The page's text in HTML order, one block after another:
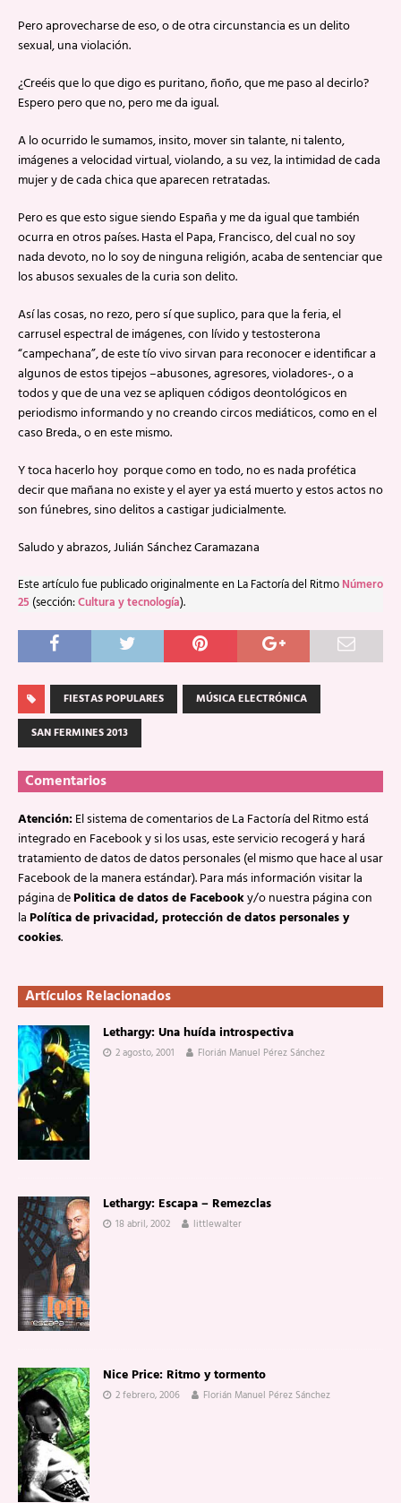
Pero aprovecharse de eso, o de otra circunstancia es un delito
sexual, una violación.
¿Creéis que lo que digo es puritano, ñoño, que me paso al decirlo?
Espero pero que no, pero me da igual.
A lo ocurrido le sumamos, insito, mover sin talante, ni talento,
imágenes a velocidad virtual, violando, a su vez, la intimidad de cada
mujer y de cada chica que aparecen retratadas.
Pero es que esto sigue siendo España y me da igual que también
ocurra en otros países. Hasta el Papa, Francisco, del cual no soy
nada devoto, no lo soy de ninguna religión, acaba de sentenciar que
los abusos sexuales de la curia son delito.
Así las cosas, no rezo, pero sí que suplico, para que la feria, el
carrusel espectral de imágenes, con lívido y testosterona
“campechana”, de este tío vivo sirvan para reconocer e identificar a
algunos de estos tipejos –abusones, agresores, violadores-, o a
todos y que de una vez se apliquen códigos deontológicos en
periodismo informando y no creando circos mediáticos, como en el
caso Breda., o en este mismo.
Y toca hacerlo hoy porque como en todo, no es nada profética
decir que mañana no existe y el ayer ya está muerto y estos actos no
son fúnebres, sino delitos a castigar judicialmente.
Saludo y abrazos, Julián Sánchez Caramazana
Este artículo fue publicado originalmente en La Factoría del Ritmo Número
25 (sección:Cultura y tecnología).
FIESTAS POPULARES
MÚSICA ELECTRÓNICA
SAN FERMINES 2013
Comentarios
Atención:El sistema de comentarios de La Factoría del Ritmo está
integrado en Facebook y si los usas, este servicio recogerá y hará
tratamiento de datos de datos personales (el mismo que hace al usar
Facebook de la manera estándar). Para más información visitar la
página dePolitica de datos de Facebooky/o nuestra página con
laPolítica de privacidad, protección de datos personales y
cookies.
Artículos Relacionados
Lethargy: Una huída introspectiva
2 agosto, 2001 Florián Manuel Pérez Sánchez
Lethargy: Escapa – Remezclas
18 abril, 2002 littlewalter
Nice Price: Ritmo y tormento
2 febrero, 2006 Florián Manuel Pérez Sánchez